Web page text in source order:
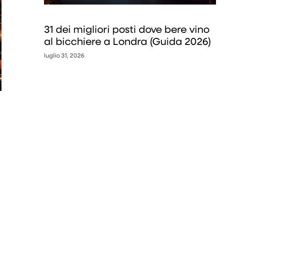
31 dei migliori posti dove bere vino
al bicchiere a Londra (Guida 2026)
luglio 31, 2026